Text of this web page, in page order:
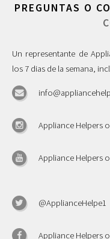
PREGUNTAS O
Un representante de
los 7 dias de la semana,
Appliance Helpers
Appliance Helpers
@ApplianceHelpe1
Appliance Helpers